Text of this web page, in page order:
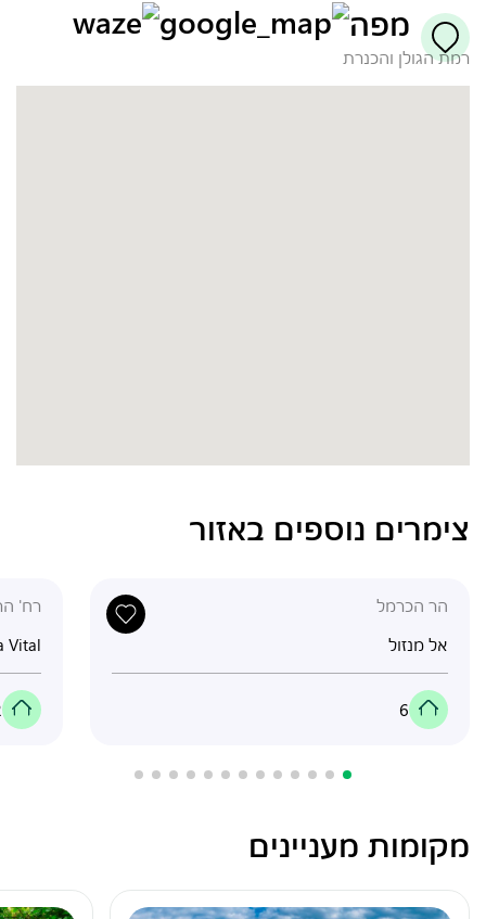
מפה
רמת הגולן והכנרת
צימרים נוספים באזור
הר הכרמל
אל מנזול
6
רח'
Vital
מקומות מעניינים